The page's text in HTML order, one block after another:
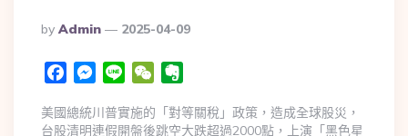
By Admin 2025-04-09
FacebookMessenger
Line WeChat
美國總統川普實施的「對等關稅」政策，造成全球股災，
台股清明連假開盤後跳空大跌超過2000點，上演「黑色星